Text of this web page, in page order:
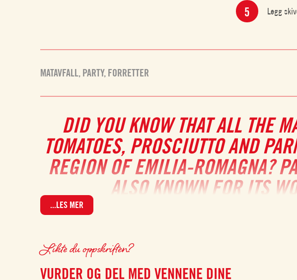
Legg
MATAVFALL, PARTY, FORRETTER
DID YOU KNOW THAT ALL THE
TOMATOES, PROSCIUTTO AND
REGION OF EMILIA-ROMAGNA?
ALSO KNOWN FOR ITS
The combination of puff pastry,
...LES MER
Likte du oppskriften?
VURDER OG DEL MED VENNENE DINE